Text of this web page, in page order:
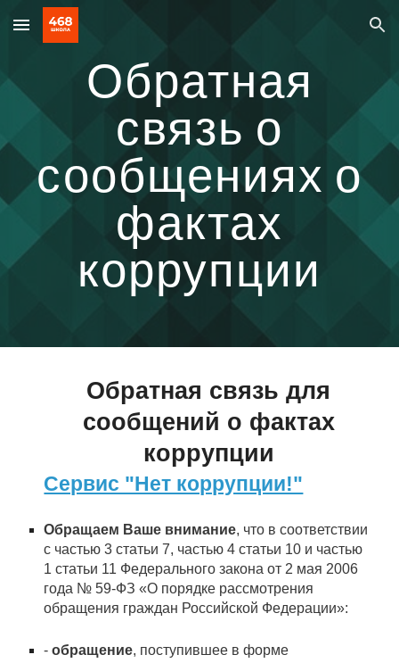
Skip to main content Skip to navigation
Обратная
связь о
сообщениях о
фактах
коррупции
Обратная связь для
сообщений о фактах
коррупции
Сервис "Нет коррупции!"
Обращаем Ваше внимание, что в соответствии
с частью 3 статьи 7, частью 4 статьи 10 и частью
1 статьи 11 Федерального закона от 2 мая 2006
года № 59-ФЗ «О порядке рассмотрения
обращения граждан Российской Федерации»:
-обращение, поступившее в форме